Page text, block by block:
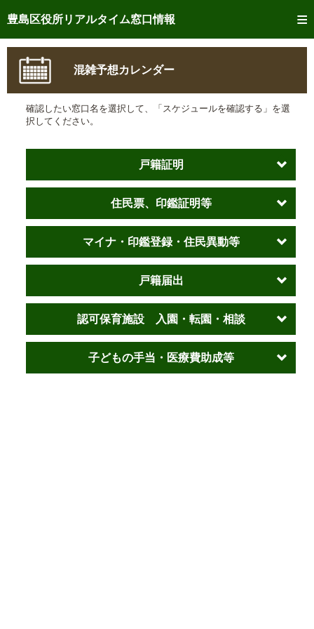
豊島区役所リアルタイム窓口情報
トップページへ
ご利用方法
事前予約
予約状況確認
交付状況確認
混雑予想カレンダー
混雑予想カレンダー
確認したい窓口名を選択して、「スケジュールを確認する」を選
択してください。
戸籍証明
住民票、印鑑証明等
マイナ・印鑑登録・住民異動等
戸籍届出
認可保育施設 入園・転園・相談
子どもの手当・医療費助成等